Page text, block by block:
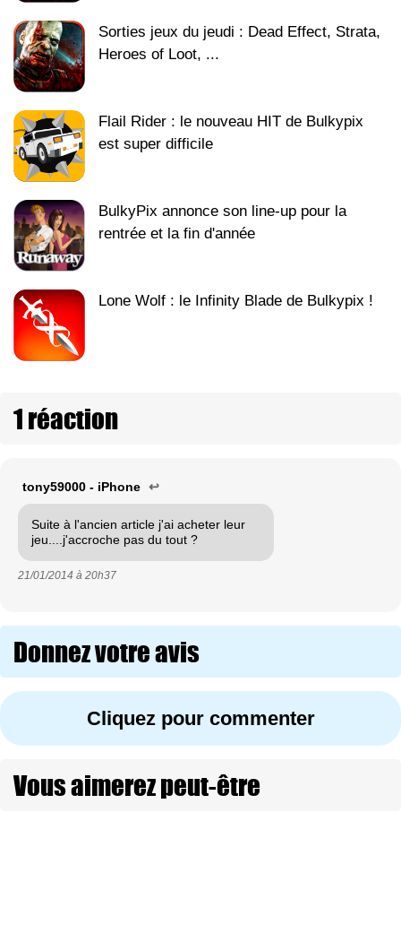
Sorties jeux du jeudi : Dead Effect, Strata,
Heroes of Loot, ...
Flail Rider : le nouveau HIT de Bulkypix
est super difficile
BulkyPix annonce son line-up pour la
rentrée et la fin d'année
Lone Wolf : le Infinity Blade de Bulkypix !
1 réaction
tony59000 - iPhone ↩
Suite à l'ancien article j'ai acheter leur
jeu....j'accroche pas du tout ?
21/01/2014 à 20h37
Donnez votre avis
Cliquez pour commenter
Vous aimerez peut-être